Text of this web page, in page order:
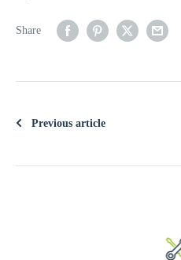
Share
Previous article